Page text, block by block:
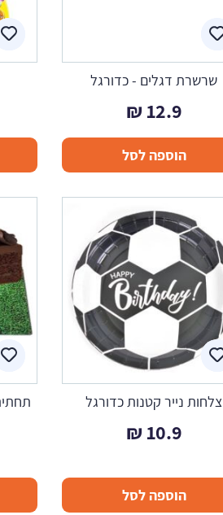
שרשרת דגלים - כדורגל
12.9
₪
הוספה לסל
צלחות נייר קטנות כדורגל
10.9
₪
הוספה לסל